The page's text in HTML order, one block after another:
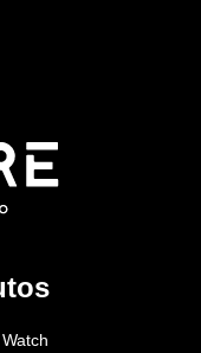
Watch